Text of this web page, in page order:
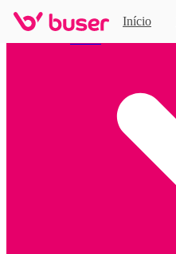
Início